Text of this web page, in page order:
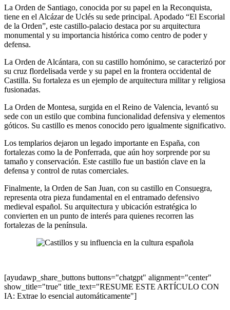
La Orden de Santiago, conocida por su papel en la Reconquista,
tiene en el Alcázar de Uclés su sede principal. Apodado “El Escorial
de la Orden”, este castillo-palacio destaca por su arquitectura
monumental y su importancia histórica como centro de poder y
defensa.
La Orden de Alcántara, con su castillo homónimo, se caracterizó por
su cruz flordelisada verde y su papel en la frontera occidental de
Castilla. Su fortaleza es un ejemplo de arquitectura militar y religiosa
fusionadas.
La Orden de Montesa, surgida en el Reino de Valencia, levantó su
sede con un estilo que combina funcionalidad defensiva y elementos
góticos. Su castillo es menos conocido pero igualmente significativo.
Los templarios dejaron un legado importante en España, con
fortalezas como la de Ponferrada, que aún hoy sorprende por su
tamaño y conservación. Este castillo fue un bastión clave en la
defensa y control de rutas comerciales.
Finalmente, la Orden de San Juan, con su castillo en Consuegra,
representa otra pieza fundamental en el entramado defensivo
medieval español. Su arquitectura y ubicación estratégica lo
convierten en un punto de interés para quienes recorren las
fortalezas de la península.
[ayudawp_share_buttons buttons="chatgpt" alignment="center"
show_title="true" title_text="RESUME ESTE ARTÍCULO CON
IA: Extrae lo esencial automáticamente"]